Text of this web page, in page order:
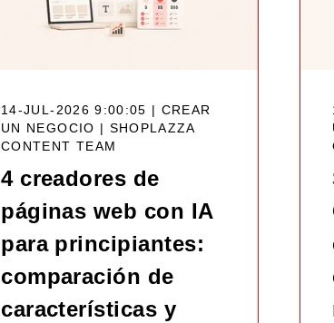
14-JUL-2026 9:00:05 | CREAR
UN NEGOCIO | SHOPLAZZA
CONTENT TEAM
4 creadores de
páginas web con IA
para principiantes:
comparación de
características y